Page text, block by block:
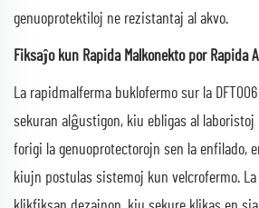
genuoprotektiloj ne rezistantaj al akvo.
Fiksaĵo kun Rapida Malkonekto por Rapida
La rapidmalferma buklofermo sur la
sekuran alĝustigon, kiu ebligas al
forigi la genuoprotectorojn sen la enfilado,
kiujn postulas sistemoj kun velcrofermo.